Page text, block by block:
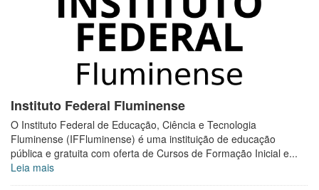
Instituto Federal Fluminense
O Instituto Federal de Educação, Ciência e Tecnologia
Fluminense (IFFluminense) é uma instituição de educação
pública e gratuita com oferta de Cursos de Formação Inicial e...
Leia mais